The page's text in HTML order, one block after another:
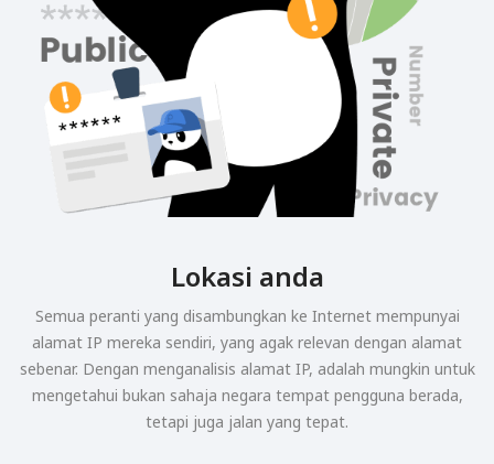
Lokasi anda
Semua peranti yang disambungkan ke Internet mempunyai
alamat IP mereka sendiri, yang agak relevan dengan alamat
sebenar. Dengan menganalisis alamat IP, adalah mungkin untuk
mengetahui bukan sahaja negara tempat pengguna berada,
tetapi juga jalan yang tepat.